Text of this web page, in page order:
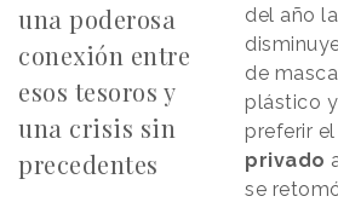
una poderosa
conexión entre
esos tesoros y
una crisis sin
precedentes
del año
de
plástico
preferir el
privado
se